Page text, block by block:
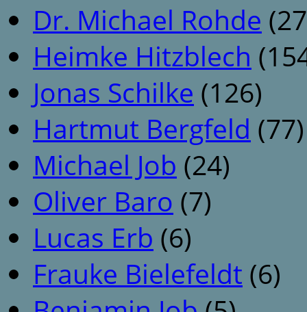
Dr. Michael Rohde
Heimke Hitzblech
Jonas Schilke (126)
Hartmut Bergfeld (77)
Michael Job (24)
Oliver Baro (7)
Lucas Erb (6)
Frauke Bielefeldt (6)